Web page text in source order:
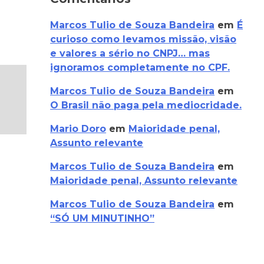
Marcos Tulio de Souza Bandeira em É
curioso como levamos missão, visão
e valores a sério no CNPJ… mas
ignoramos completamente no CPF.
Marcos Tulio de Souza Bandeira em
O Brasil não paga pela mediocridade.
Mario Doro em Maioridade penal,
Assunto relevante
Marcos Tulio de Souza Bandeira em
Maioridade penal, Assunto relevante
Marcos Tulio de Souza Bandeira em
“SÓ UM MINUTINHO”